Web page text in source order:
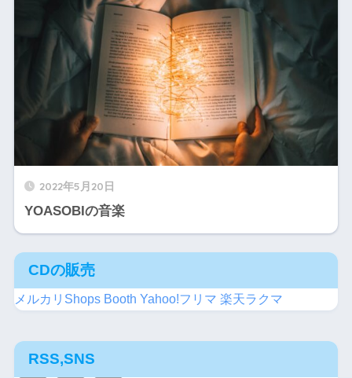
2022年5月20日
YOASOBIの音楽
CDの販売
メルカリShops Booth Yahoo!フリマ 楽天ラクマ
RSS,SNS